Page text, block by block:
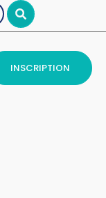
INSCRIPTION